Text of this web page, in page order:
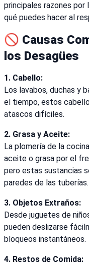
principales razones por
qué puedes hacer al
🚫 Causas
los Desagües
1. Cabello:
Los lavabos, duchas y
el tiempo, estos
atascos difíciles.
2. Grasa y Aceite:
La plomería de la
aceite o grasa por el
pero estas sustancias
paredes de las tuberías.
3. Objetos Extraños:
Desde juguetes de
pueden deslizarse
bloqueos instantáneos.
4. Restos de Comida: